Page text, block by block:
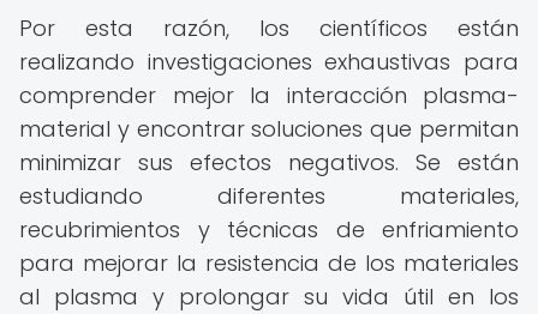
Por esta razón, los científicos están
realizando investigaciones exhaustivas para
comprender mejor la interacción plasma-
material y encontrar soluciones que permitan
minimizar sus efectos negativos. Se están
estudiando diferentes materiales,
recubrimientos y técnicas de enfriamiento
para mejorar la resistencia de los materiales
al plasma y prolongar su vida útil en los